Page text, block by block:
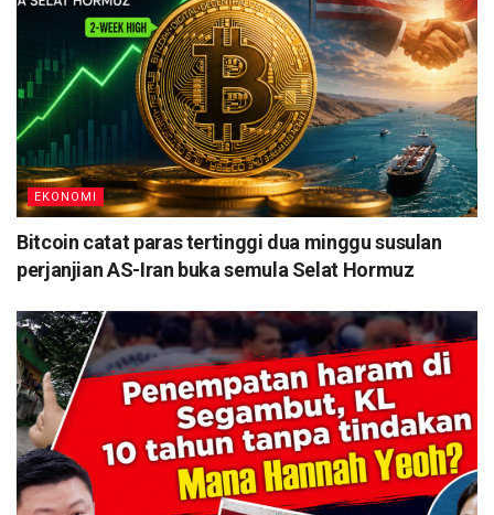
EKONOMI
Bitcoin catat paras tertinggi dua minggu susulan
perjanjian AS-Iran buka semula Selat Hormuz